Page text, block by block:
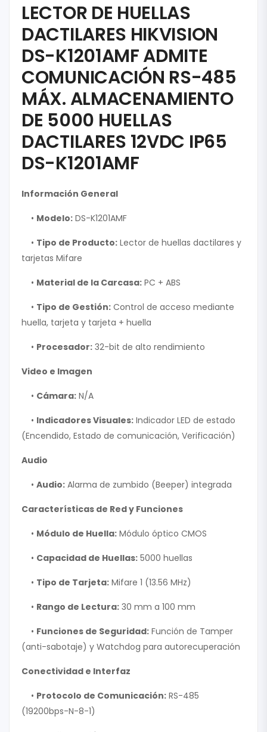
LECTOR DE HUELLAS
DACTILARES HIKVISION
DS-K1201AMF ADMITE
COMUNICACIÓN RS-485
MÁX. ALMACENAMIENTO
DE 5000 HUELLAS
DACTILARES 12VDC IP65
DS-K1201AMF
Información General
• Modelo: DS-K1201AMF
• Tipo de Producto: Lector de huellas dactilares y
tarjetas Mifare
• Material de la Carcasa: PC + ABS
• Tipo de Gestión: Control de acceso mediante
huella, tarjeta y tarjeta + huella
• Procesador: 32-bit de alto rendimiento
Video e Imagen
• Cámara: N/A
• Indicadores Visuales: Indicador LED de estado
(Encendido, Estado de comunicación, Verificación)
Audio
• Audio: Alarma de zumbido (Beeper) integrada
Características de Red y Funciones
• Módulo de Huella: Módulo óptico CMOS
• Capacidad de Huellas: 5000 huellas
• Tipo de Tarjeta: Mifare 1 (13.56 MHz)
• Rango de Lectura: 30 mm a 100 mm
• Funciones de Seguridad: Función de Tamper
(anti-sabotaje) y Watchdog para autorecuperación
Conectividad e Interfaz
• Protocolo de Comunicación: RS-485
(19200bps-N-8-1)